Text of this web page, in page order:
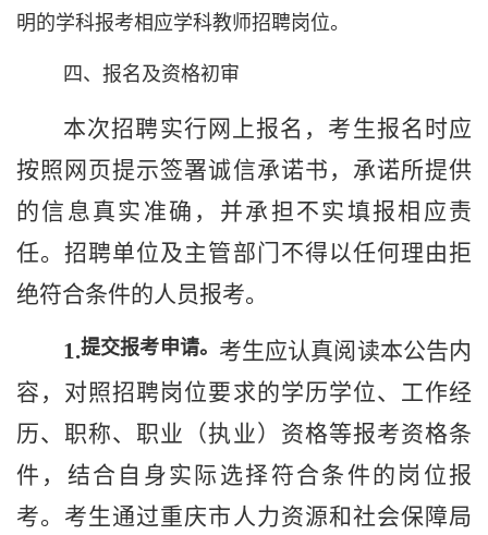
明的学科报考相应学科教师招聘岗位。
四、报名及资格初审
本次招聘实行网上报名 ，考生报名时应
按照网页提示签署诚信承诺书，承诺所提供
的信息真实准确，并承担不实填报相应责
任。招聘单位及主管部门 不得以任何理由拒
绝符合条件的人员报考。
1.提交报考申请。 考生应认真阅读本公告内
容，对照招聘岗位要求的学历学位、工作经
历、职称、职业（执业）资格等报考资格条
件，结合自身实际选择符合条件的岗位报
考。考生通过重庆市 人力资源和社会保障局